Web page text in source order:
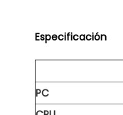
Especificación
PC